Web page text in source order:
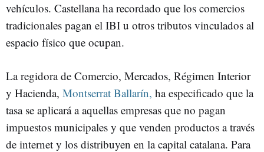
vehículos. Castellana ha recordado que los comercios
tradicionales pagan el IBI u otros tributos vinculados al
espacio físico que ocupan.
La regidora de Comercio, Mercados, Régimen Interior
y Hacienda, Montserrat Ballarín, ha especificado que la
tasa se aplicará a aquellas empresas que no pagan
impuestos municipales y que venden productos a través
de internet y los distribuyen en la capital catalana. Para